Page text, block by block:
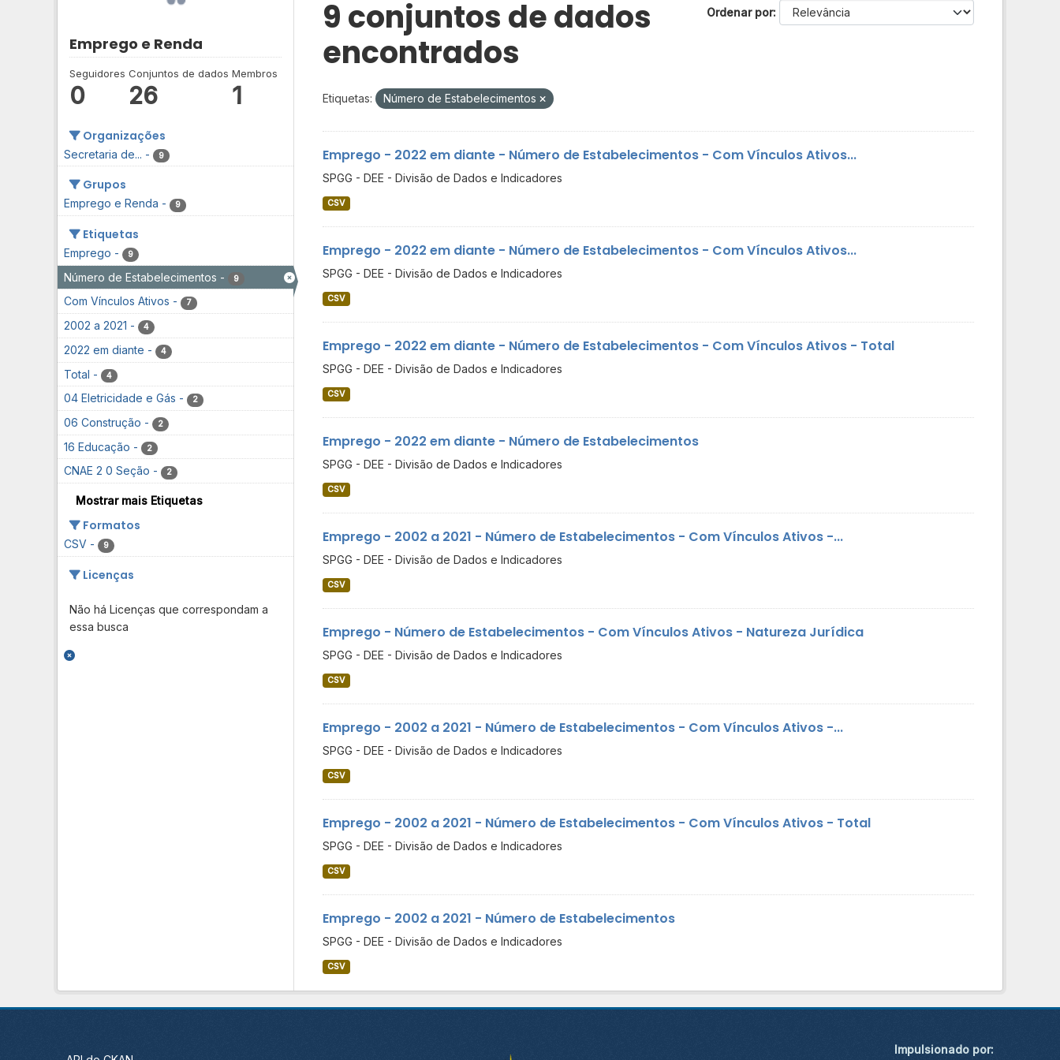
Emprego e Renda
Seguidores
0
Conjuntos de dados
26
Membros
1
Organizações
Secretaria de... - 9
Grupos
Emprego e Renda - 9
Etiquetas
Emprego - 9
Número de Estabelecimentos - 9
Com Vínculos Ativos - 7
2002 a 2021 - 4
2022 em diante - 4
Total - 4
04 Eletricidade e Gás - 2
06 Construção - 2
16 Educação - 2
CNAE 2 0 Seção - 2
Mostrar mais Etiquetas
Formatos
CSV - 9
Licenças
Não há Licenças que correspondam a
essa busca
Ordenar por
9 conjuntos de dados
encontrados
Etiquetas: Número de Estabelecimentos
Emprego - 2022 em diante - Número de Estabelecimentos - Com Vínculos Ativos...
SPGG - DEE - Divisão de Dados e Indicadores
CSV
Emprego - 2022 em diante - Número de Estabelecimentos - Com Vínculos Ativos...
SPGG - DEE - Divisão de Dados e Indicadores
CSV
Emprego - 2022 em diante - Número de Estabelecimentos - Com Vínculos Ativos - Total
SPGG - DEE - Divisão de Dados e Indicadores
CSV
Emprego - 2022 em diante - Número de Estabelecimentos
SPGG - DEE - Divisão de Dados e Indicadores
CSV
Emprego - 2002 a 2021 - Número de Estabelecimentos - Com Vínculos Ativos -...
SPGG - DEE - Divisão de Dados e Indicadores
CSV
Emprego - Número de Estabelecimentos - Com Vínculos Ativos - Natureza Jurídica
SPGG - DEE - Divisão de Dados e Indicadores
CSV
Emprego - 2002 a 2021 - Número de Estabelecimentos - Com Vínculos Ativos -...
SPGG - DEE - Divisão de Dados e Indicadores
CSV
Emprego - 2002 a 2021 - Número de Estabelecimentos - Com Vínculos Ativos - Total
SPGG - DEE - Divisão de Dados e Indicadores
CSV
Emprego - 2002 a 2021 - Número de Estabelecimentos
SPGG - DEE - Divisão de Dados e Indicadores
CSV
Impulsionado por: